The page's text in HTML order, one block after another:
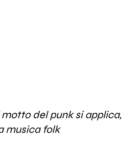
del punk si applica,
musica folk